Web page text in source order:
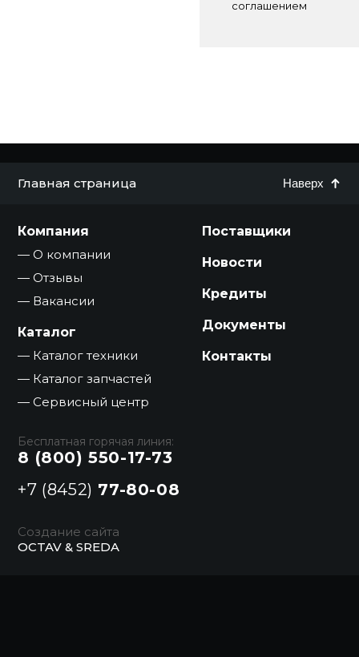
соглашением
Главная страница Наверх
Компания
О компании
Отзывы
Вакансии
Каталог
Каталог техники
Каталог запчастей
Сервисный центр
Поставщики
Новости
Кредиты
Документы
Контакты
Бесплатная горячая линия:
8 (800) 550-17-73
+7 (8452) 77-80-08
Создание сайта
OCTAV & SREDA